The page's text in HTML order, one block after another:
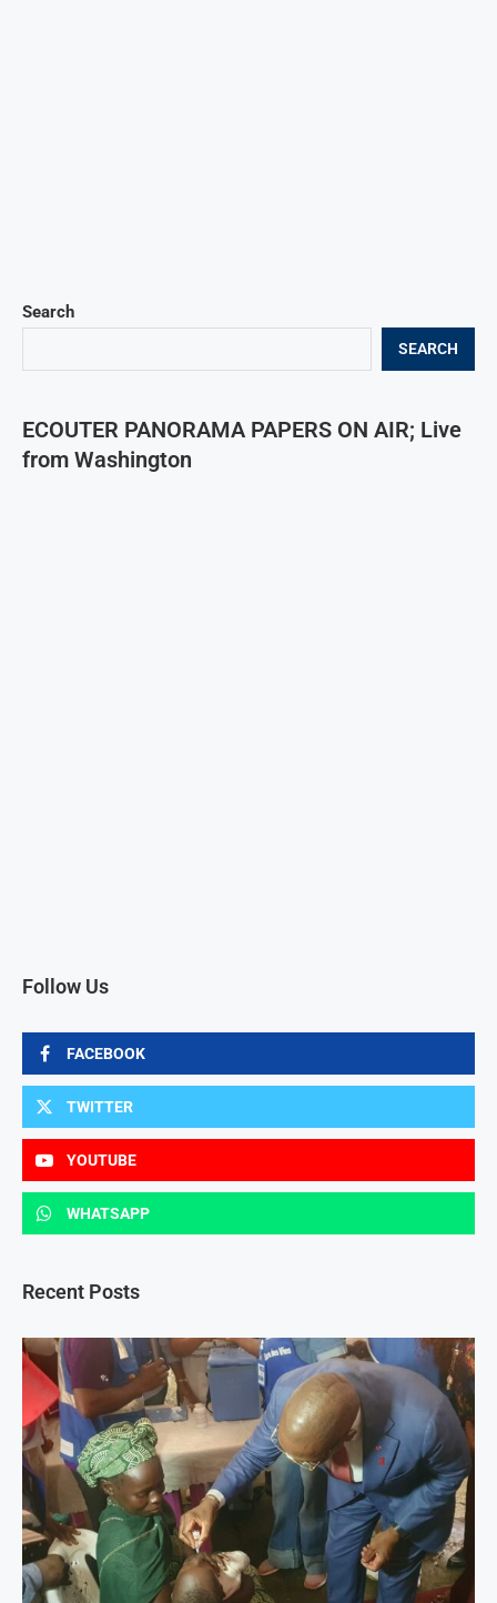
Search
SEARCH
ECOUTER PANORAMA PAPERS ON AIR; Live
from Washington
Follow Us
FACEBOOK
TWITTER
YOUTUBE
WHATSAPP
Recent Posts